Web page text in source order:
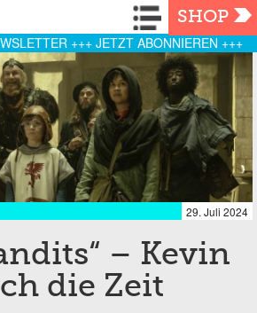
Navigation
SHOP
+++ JETZT ABONNIEREN +++
29. Juli 2024
– Kevin
die Zeit